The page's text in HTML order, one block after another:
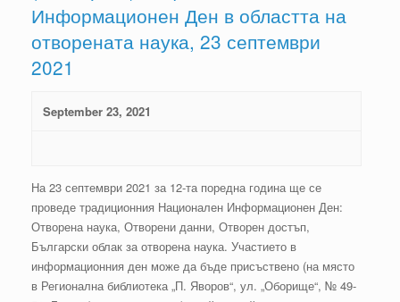
Информационен Ден в областта на
отворената наука, 23 септември
2021
September 23, 2021
На 23 септември 2021 за 12-та поредна година ще се
проведе традиционния Национален Информационен Ден:
Отворена наука, Отворени данни, Отворен достъп,
Български облак за отворена наука. Участието в
информационния ден може да бъде присъствено (на място
в Регионална библиотека „П. Яворов“, ул. „Оборище“, № 49-